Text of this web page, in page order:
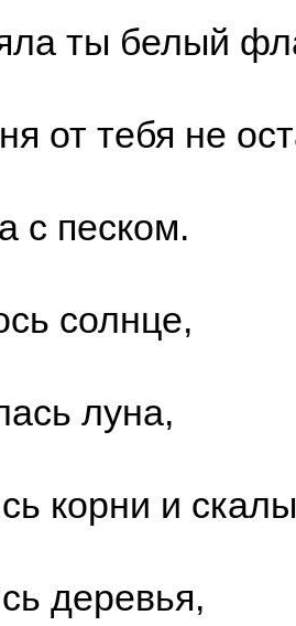
ты белый
от тебя не
с песком.
солнце,
луна,
корни и
деревья,